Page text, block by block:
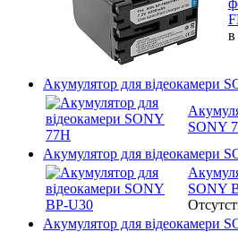
в
Акумулятор для відеокамери
SONY
Акумулятор для відеокамери
SONY
Акумулятор для відеокамери